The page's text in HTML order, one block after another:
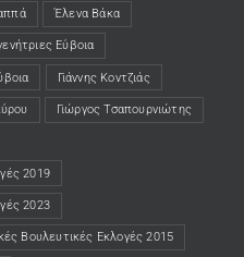
Έλενα Βάκα
Εύβοια
Γιάννης Κοντζιάς
Γιώργος Τσαπουρνιώτης
2019
2023
Βουλευτικές Εκλογές 2015